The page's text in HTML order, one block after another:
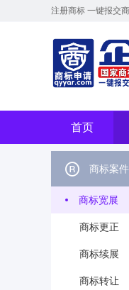
注册商标 一键报交
首页
商标案
商标宽展
商标更正
商标续展
商标转让